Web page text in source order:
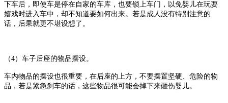
下车后，即使车是停在自家的车库，也要锁上车门，以免婴儿在玩耍
嬉戏时进入车中，却不知道要如何出来。若是成人没有特别注意的
话，后果就更不堪设想了。
（4）车子后座的物品摆设。
车内物品的摆设也很重要，在后座的上方，不要摆置坚硬、危险的物
品，若是紧急刹车的话，这些物品很可能会掉下来砸伤婴儿。